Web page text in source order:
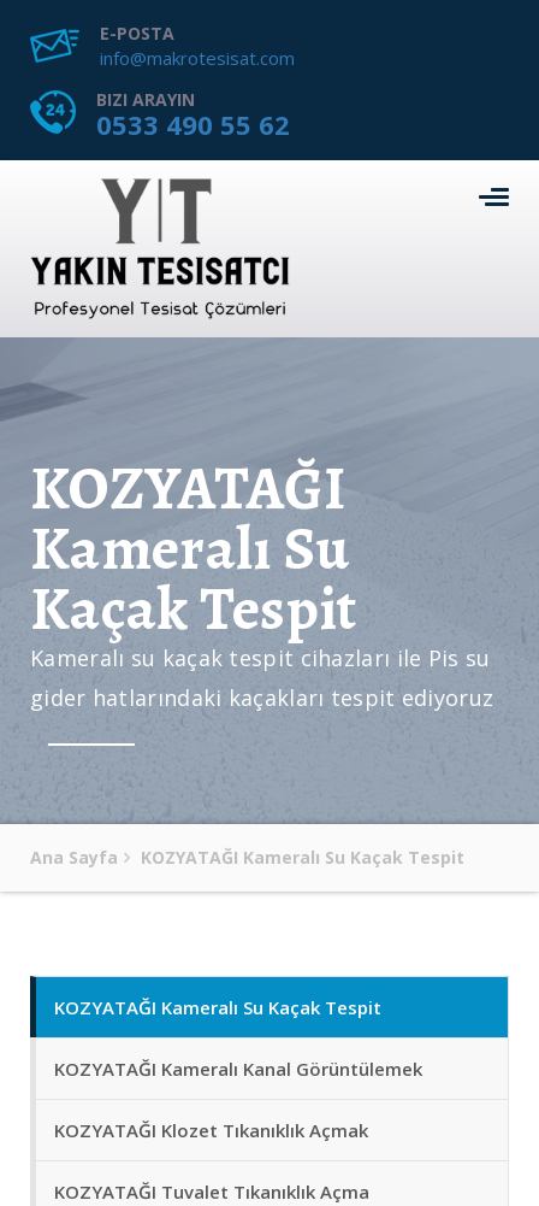
E-POSTA
info@makrotesisat.com
BIZI ARAYIN
0533 490 55 62
KOZYATAĞI
Kameralı Su
Kaçak Tespit
Kameralı su kaçak tespit cihazları ile Pis su
gider hatlarındaki kaçakları tespit ediyoruz
Ana Sayfa KOZYATAĞI Kameralı Su Kaçak Tespit
KOZYATAĞI Kameralı Su Kaçak Tespit
KOZYATAĞI Kameralı Kanal Görüntülemek
KOZYATAĞI Klozet Tıkanıklık Açmak
KOZYATAĞI Tuvalet Tıkanıklık Açma